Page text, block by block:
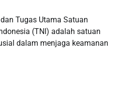
Tugas Utama Satuan
(TNI) adalah satuan
dalam menjaga keamanan